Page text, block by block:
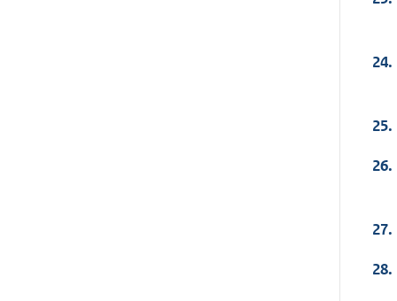
24.
25.
26.
27.
28.